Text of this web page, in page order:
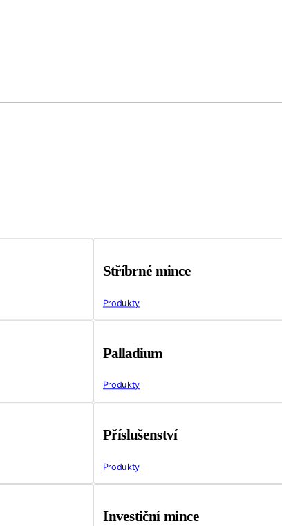
Stříbrné mince
Produkty
Palladium
Produkty
Příslušenství
Produkty
Investiční mince